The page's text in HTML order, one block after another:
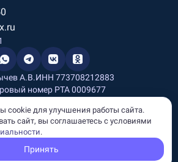
А.В.ИНН 773708212883
номер РТА 0009677
на сайте, носит информационный
рекламой и публичной офертой.
cookie для улучшения работы сайта.
сайт, вы соглашаетесь с условиями
.
Принять